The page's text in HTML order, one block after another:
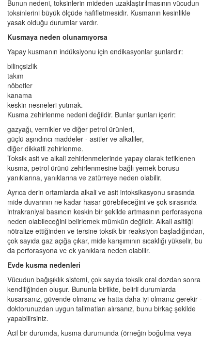
Bunun nedeni, toksinlerin mideden uzaklaştırılmasının vücudun
toksinlerini büyük ölçüde hafifletmesidir. Kusmanın kesinlikle
yasak olduğu durumlar vardır.
Kusmaya neden olunamıyorsa
Yapay kusmanın indüksiyonu için endikasyonlar şunlardır:
bilinçsizlik
takım
nöbetler
kanama
keskin nesneleri yutmak.
Kusma zehirlenme nedeni değildir. Bunlar şunları içerir:
gazyağı, vernikler ve diğer petrol ürünleri,
güçlü aşındırıcı maddeler - asitler ve alkaliler,
diğer dikkatli zehirlenme.
Toksik asit ve alkali zehirlenmelerinde yapay olarak tetiklenen
kusma, petrol ürünü zehirlenmesine bağlı yemek borusu
yanıklarına, yanıklarına ve zatürreye neden olabilir.
Ayrıca derin ortamlarda alkali ve asit intoksikasyonu sırasında
mide duvarının ne kadar hasar görebileceğini ve şok sırasında
intrakraniyal basıncın keskin bir şekilde artmasının perforasyona
neden olabileceğini belirlemek mümkün değildir. Alkali asitliği
nötralize ettiğinden ve tersine toksik bir reaksiyon başladığından,
çok sayıda gaz açığa çıkar, mide karışımının sıcaklığı yükselir, bu
da perforasyona ve ek yanıklara neden olabilir.
Evde kusma nedenleri
Vücudun bağışıklık sistemi, çok sayıda toksik oral dozdan sonra
kendiliğinden oluşur. Bununla birlikte, belirli durumlarda
kusarsanız, güvende olmanız ve hatta daha iyi olmanız gerekir -
doktorunuzdan uygun talimatları alırsanız, bunu birkaç şekilde
yapabilirsiniz.
Acil bir durumda, kusma durumunda (örneğin boğulma veya